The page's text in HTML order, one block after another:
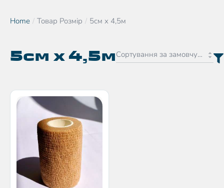
You are here:
Home Товар Розмір 5см х 4,5м
5см х 4,5м